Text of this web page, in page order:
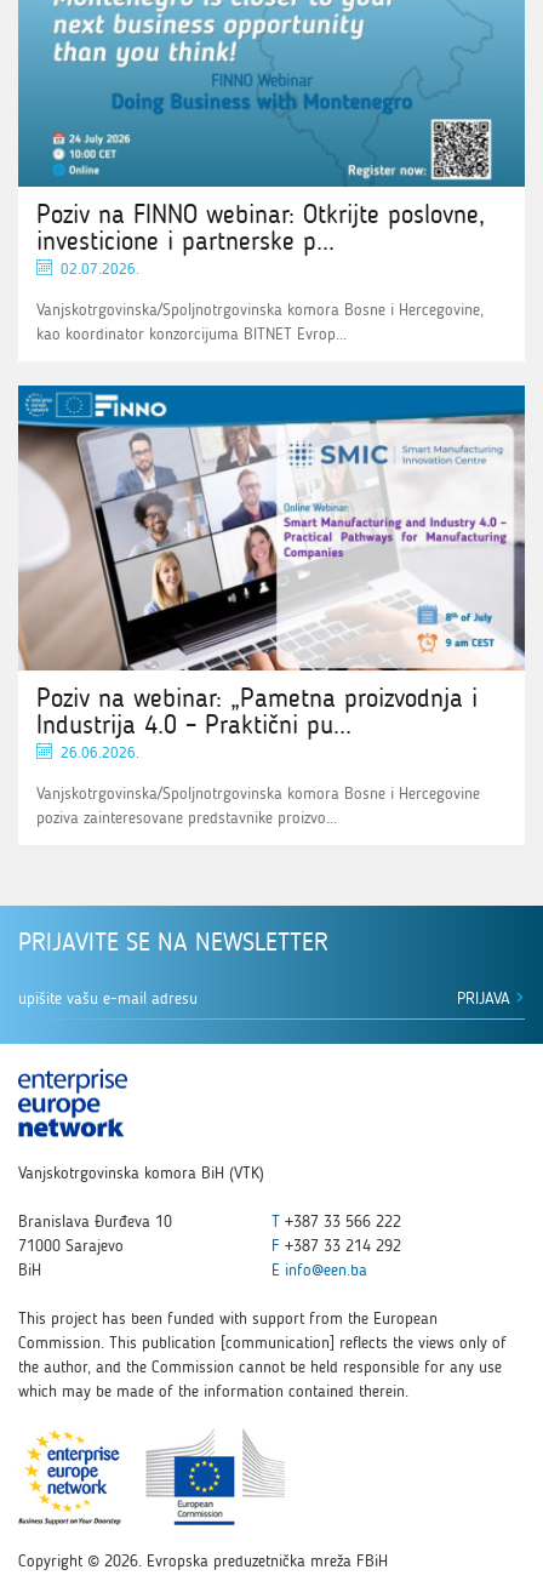
Poziv na FINNO webinar: Otkrijte poslovne,
investicione i partnerske p...
02.07.2026.
Vanjskotrgovinska/Spoljnotrgovinska komora Bosne i Hercegovine,
kao koordinator konzorcijuma BITNET Evrop...
Poziv na webinar: „Pametna proizvodnja i
Industrija 4.0 – Praktični pu...
26.06.2026.
Vanjskotrgovinska/Spoljnotrgovinska komora Bosne i Hercegovine
poziva zainteresovane predstavnike proizvo...
PRIJAVITE SE NA NEWSLETTER
PRIJAVA
Vanjskotrgovinska komora BiH (VTK)
Branislava Đurđeva 10 T +387 33 566 222
71000 Sarajevo
F +387 33 214 292
BiH
E info@een.ba
This project has been funded with support from the European
Commission. This publication [communication] reflects the views only of
the author, and the Commission cannot be held responsible for any use
which may be made of the information contained therein.
Copyright © 2026. Evropska preduzetnička mreža FBiH